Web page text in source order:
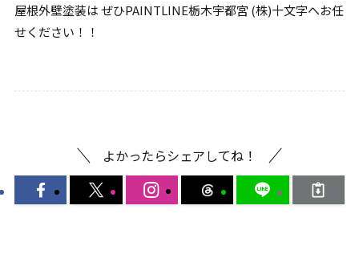
屋根外壁塗装は ぜひPAINTLINE栃木宇都宮 (株)十文字へお任
せください！！
よかったらシェアしてね！